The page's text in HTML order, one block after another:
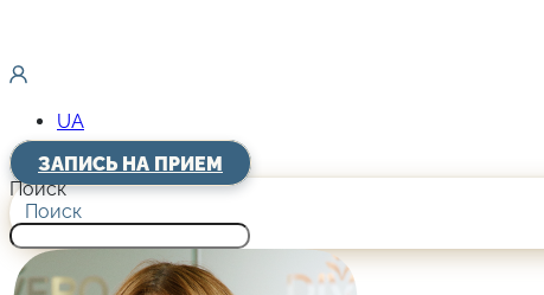
UA
ЗАПИСЬ НА ПРИЕМ
Поиск
Поиск